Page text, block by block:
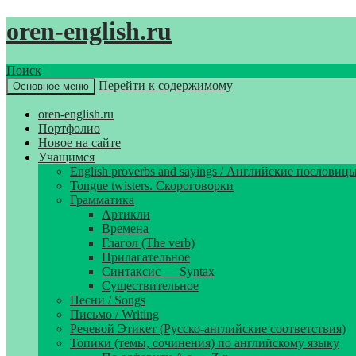
oren-english.ru
Поиск
Основное меню Перейти к содержимому
oren-english.ru
Портфолио
Новое на сайте
Учащимся
English proverbs and sayings / Английские
Tongue twisters. Скороговорки
Грамматика
Артикли
Времена
Глагол (The verb)
Прилагательное
Синтаксис — Syntax
Существительное
Песни / Songs
Письмо / Writing
Речевой Этикет (Русско-английские соответствия)
Топики (темы, сочинения) по английскому языку